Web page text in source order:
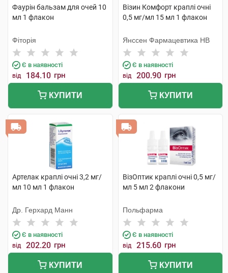
Фаурін бальзам для очей 10
мл 1 флакон
Фіторія
Є в наявності
від 184.10 грн
КУПИТИ
Візин Комфорт краплі очні
0,5 мг/мл 15 мл 1 флакон
Янссен Фармацевтика НВ
Є в наявності
від 200.90 грн
КУПИТИ
Артелак краплі очні 3,2 мг/
мл 10 мл 1 флакон
Др. Герхард Манн
Є в наявності
від 202.20 грн
КУПИТИ
ВізОптик краплі очні 0,5 мг/
мл 5 мл 2 флакони
Польфарма
Є в наявності
від 215.60 грн
КУПИТИ